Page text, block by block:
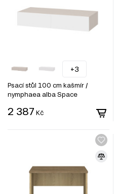
+3
Psací stůl 100 cm kašmír /
nymphaea alba Space
2 387 Kč